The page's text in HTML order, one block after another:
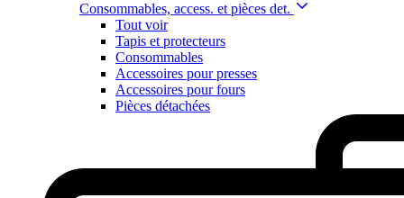
Consommables, access. et pièces det.
Tout voir
Tapis et protecteurs
Consommables
Accessoires pour presses
Accessoires pour fours
Pièces détachées